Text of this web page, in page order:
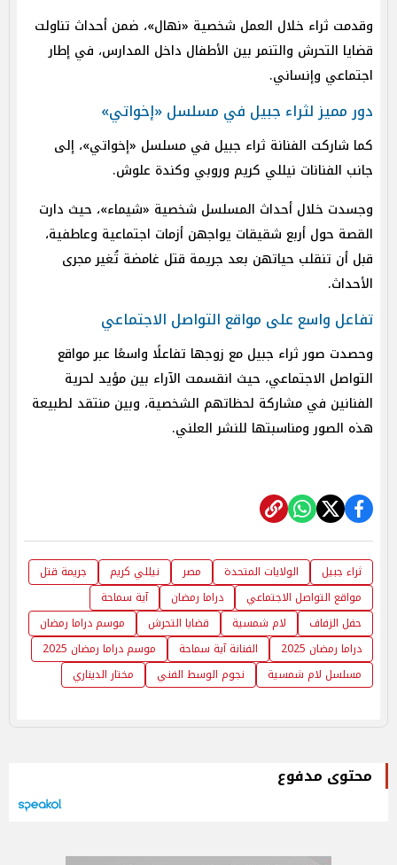
وقدمت ثراء خلال العمل شخصية «نهال»، ضمن أحداث تناولت
قضايا التحرش والتنمر بين الأطفال داخل المدارس، في إطار
اجتماعي وإنساني.
دور مميز لثراء جبيل في مسلسل «إخواتي»
كما شاركت الفنانة ثراء جبيل في مسلسل «إخواتي»، إلى
جانب الفنانات نيللي كريم وروبي وكندة علوش.
وجسدت خلال أحداث المسلسل شخصية «شيماء»، حيث دارت
القصة حول أربع شقيقات يواجهن أزمات اجتماعية وعاطفية،
قبل أن تنقلب حياتهن بعد جريمة قتل غامضة تُغير مجرى
الأحداث.
تفاعل واسع على مواقع التواصل الاجتماعي
وحصدت صور ثراء جبيل مع زوجها تفاعلًا واسعًا عبر مواقع
التواصل الاجتماعي، حيث انقسمت الآراء بين مؤيد لحرية
الفنانين في مشاركة لحظاتهم الشخصية، وبين منتقد لطبيعة
هذه الصور ومناسبتها للنشر العلني.
ثراء جبيل الولايات المتحدة مصر نيللي كريم
جريمة قتل
مواقع التواصل الاجتماعي
دراما رمضان
آية سماحة
حفل الزفاف
لام شمسية قضايا التحرش
موسم دراما رمضان
دراما رمضان 2025
الفنانة آية سماحة
موسم دراما رمضان 2025
مسلسل لام شمسية
نجوم الوسط الفني مختار الديناري
محتوى مدفوع